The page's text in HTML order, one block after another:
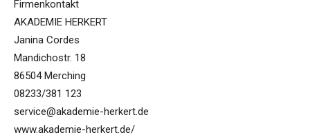
Firmenkontakt
AKADEMIE HERKERT
Janina Cordes
Mandichostr. 18
86504 Merching
08233/381 123
service@akademie-herkert.de
www.akademie-herkert.de/